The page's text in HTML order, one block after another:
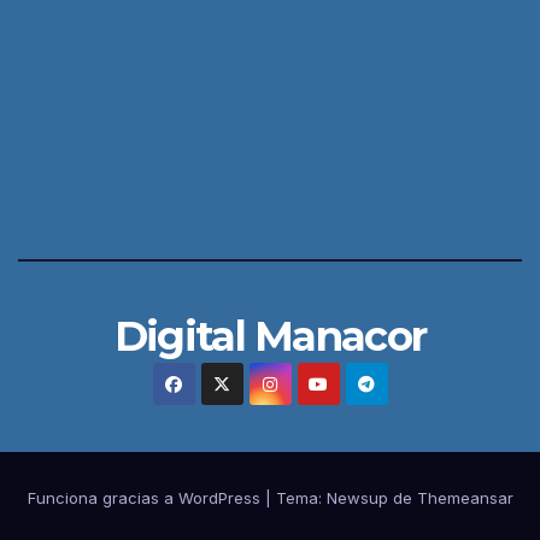
Digital Manacor
Funciona gracias a WordPress Tema: Newsup de Themeansar